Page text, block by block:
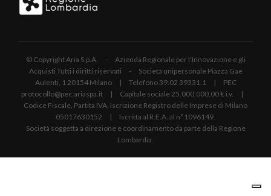
© Copyright Aria S.p.A. - Azienda Regionale per l'Innovazione e gli
Acquisti Tutti i diritti riservati - Società unipersonale Piazza Gae
Aulenti, 1 20154 Milano | Telefono 39.02 39331.1 | PEC
protocollo@pec.ariaspa.it | Capitale sociale 25.000.000,00 € i.v. |
Codice Fiscale, Partita IVA, Iscrizione Registro delle Imprese di Milano
05017630152 | Iscritta al R.E.A. al n°1096149.
Società soggetta a direzione e coordinamento da parte della Regione
Lombardia.